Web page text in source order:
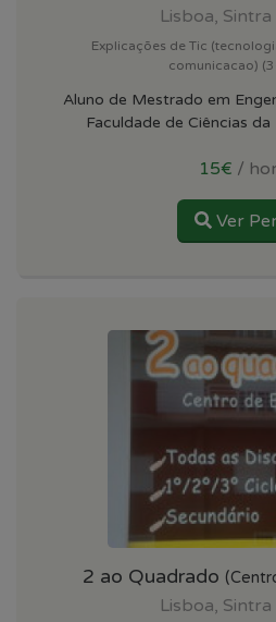
Lisboa, Sintra
Explicações de Tic
comunicacao)
Aluno de Mestrado em
Faculdade de Ciências da
15€ /
Ver
2 ao Quadrado
Lisboa, Sintra